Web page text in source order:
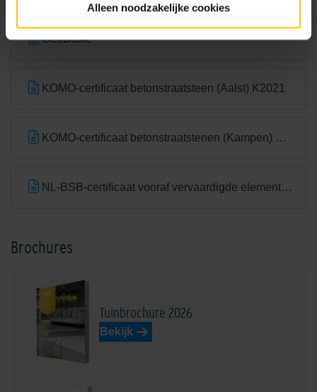
Alleen noodzakelijke cookies
GeoBasic
KOMO-certificaat betonstraatsteen (Aalst) K2021
KOMO-certificaat betonstraatstenen (Kampen) K2304
NL-BSB-certificaat vooraf vervaardigde elementen van beton (Aalst) K20305
Brochures
Tuinbrochure 2026
Bekijk